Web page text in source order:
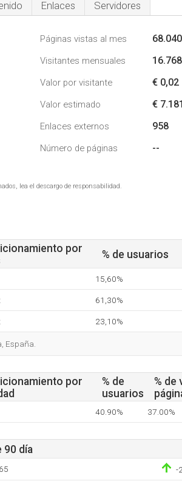
Enlaces Servidores
Páginas vistas al mes 68.040
Visitantes mensuales 16.768
Valor por visitante € 0,02
Valor estimado €
Enlaces externos 958
Número de páginas --
lea el descargo de responsabilidad.
por
% de usuarios
15,60%
61,30%
23,10%
España.
por
% de
usuarios
% de
40.90% 37.00%
90 día
-